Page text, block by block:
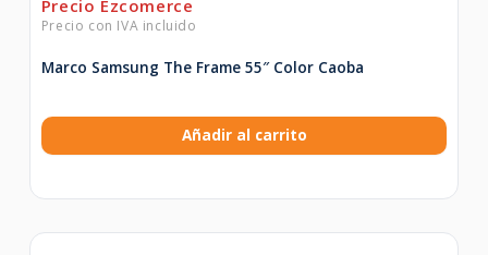
Marco Samsung The Frame 55″ Color Caoba
Añadir al carrito